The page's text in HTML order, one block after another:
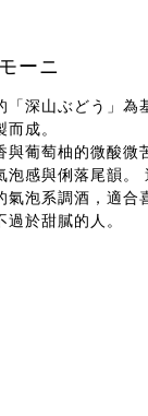
ーニ
「深山ぶどう」為
成。
與葡萄柚的微酸微
泡感與俐落尾韻。
氣泡系調酒，適合
於甜膩的人。